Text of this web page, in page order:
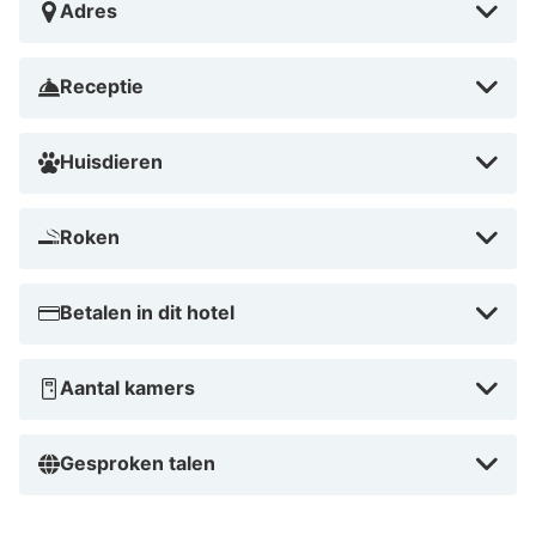
Düsseldorf is meer dan een hotel, het is een belevenis
waarderen. Perfect voor citytrippers en
Boek nu in augustus 2026 vanaf € 69 en beleef
Adres
Receptie
Huisdieren
Roken
Betalen in dit hotel
Aantal kamers
Gesproken talen